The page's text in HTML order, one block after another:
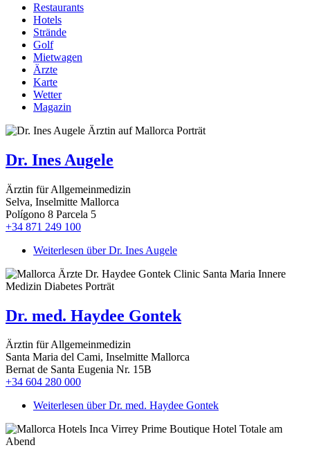
Restaurants
Hotels
Strände
Golf
Mietwagen
Ärzte
Karte
Wetter
Magazin
Dr. Ines Augele
Ärztin für Allgemeinmedizin
Selva, Inselmitte Mallorca
Polígono 8 Parcela 5
+34 871 249 100
Weiterlesen über Dr. Ines Augele
Dr. med. Haydee Gontek
Ärztin für Allgemeinmedizin
Santa Maria del Cami, Inselmitte Mallorca
Bernat de Santa Eugenia Nr. 15B
+34 604 280 000
Weiterlesen über Dr. med. Haydee Gontek